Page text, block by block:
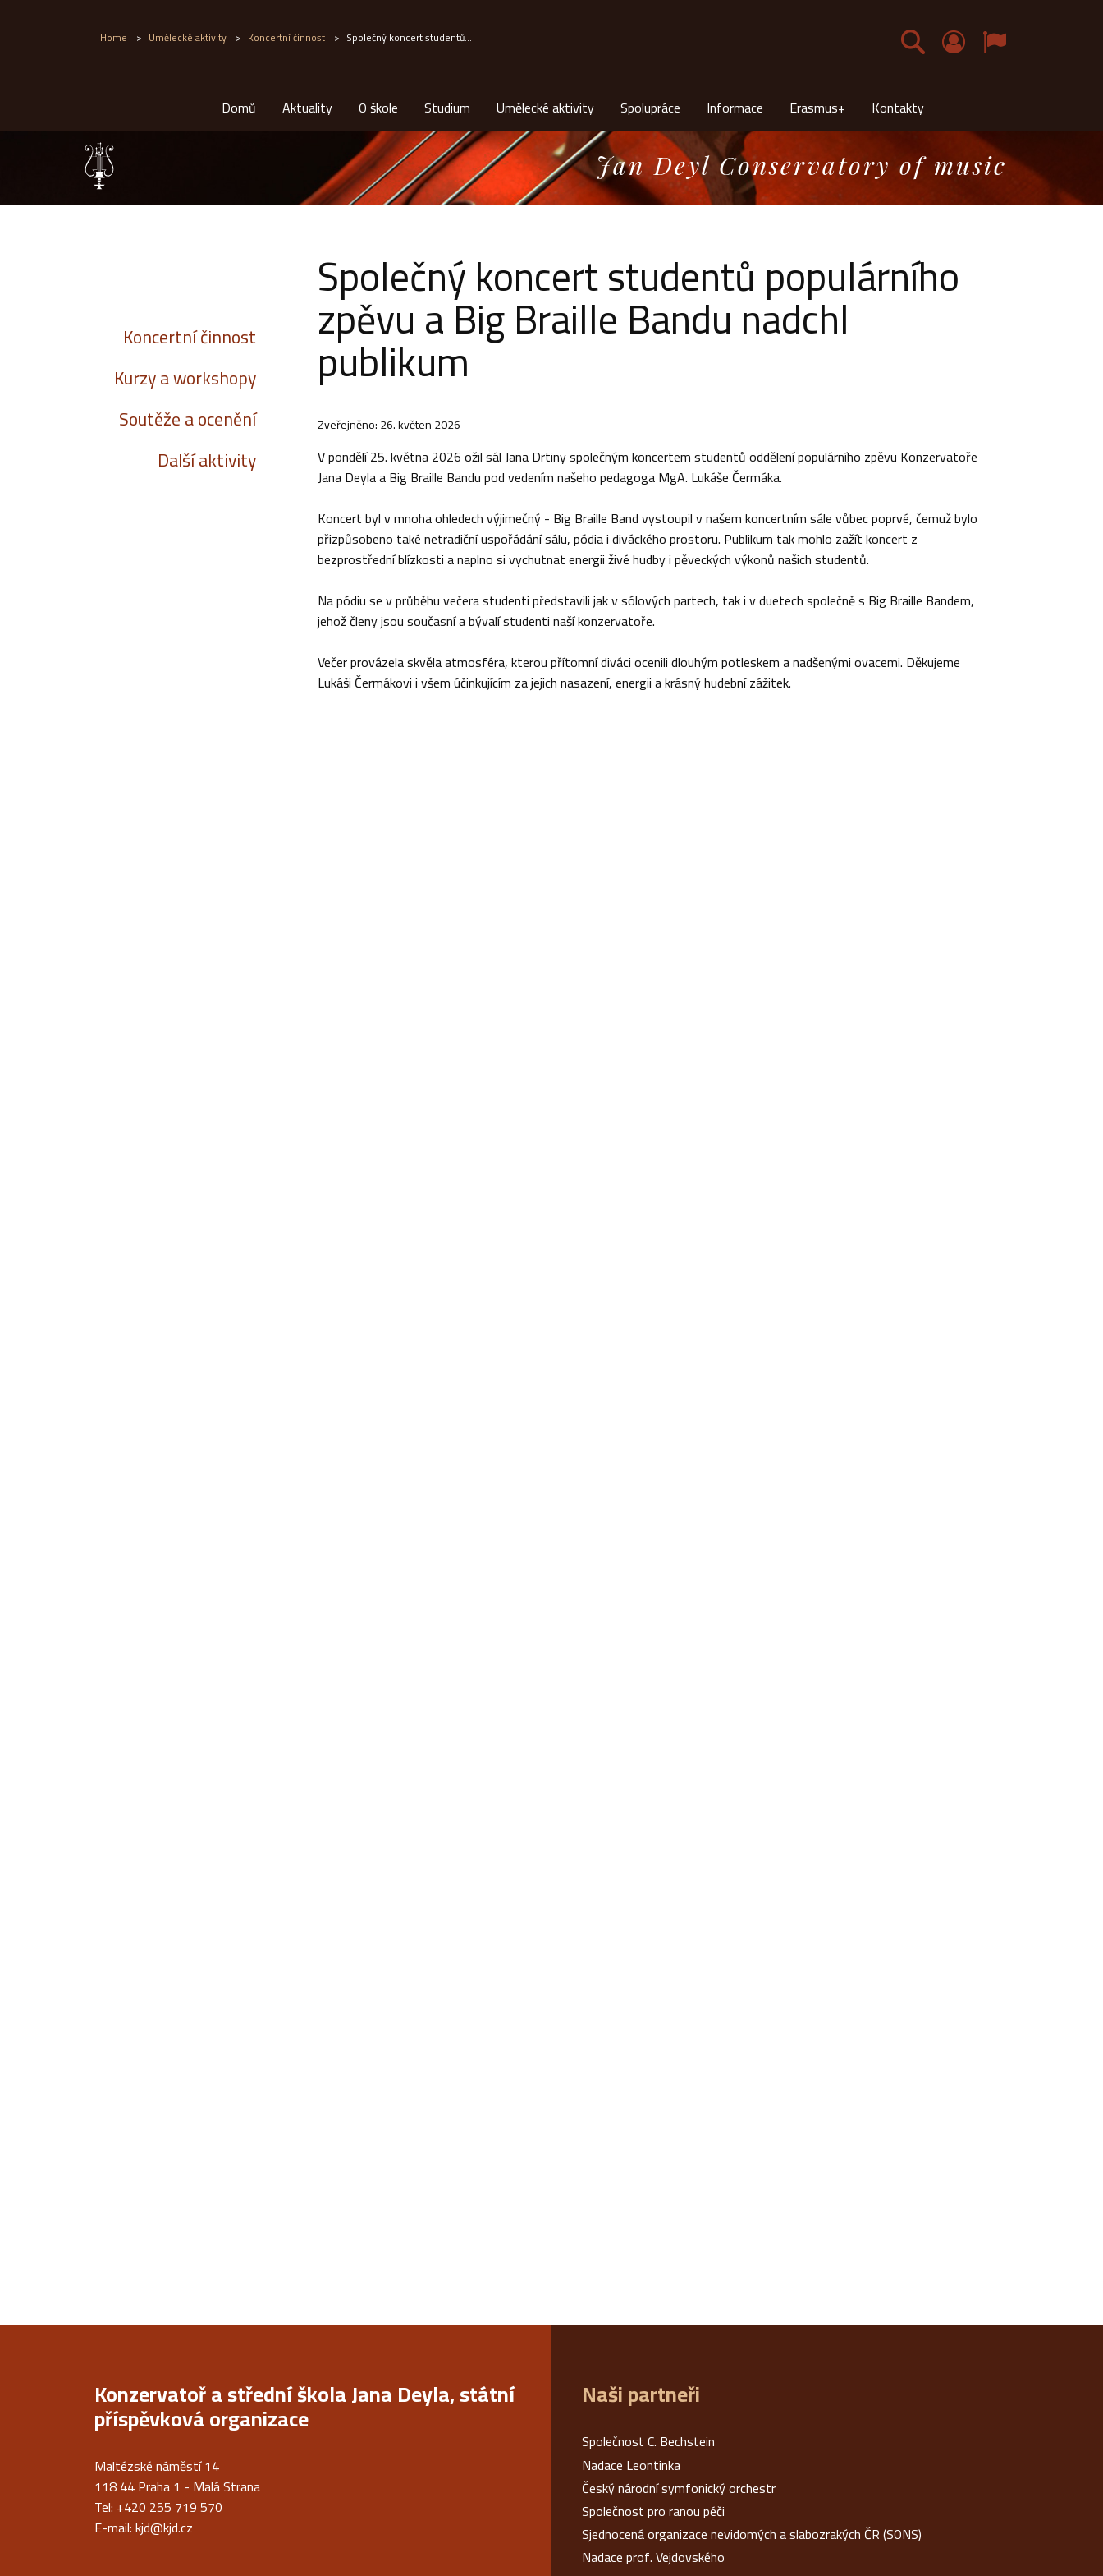
Home > Umělecké aktivity > Koncertní činnost > Společný koncert studentů... Čeština
Domů Aktuality O škole Studium Umělecké aktivity Spolupráce Informace Erasmus+ Kontakty
Jan Deyl Conservatory of music
Koncertní činnost
Kurzy a workshopy
Soutěže a ocenění
Další aktivity
Společný koncert studentů populárního
zpěvu a Big Braille Bandu nadchl
publikum
Zveřejněno: 26. květen 2026
V pondělí 25. května 2026 ožil sál Jana Drtiny společným koncertem studentů oddělení populárního zpěvu Konzervatoře
Jana Deyla a Big Braille Bandu pod vedením našeho pedagoga MgA. Lukáše Čermáka.
Koncert byl v mnoha ohledech výjimečný - Big Braille Band vystoupil v našem koncertním sále vůbec poprvé, čemuž bylo
přizpůsobeno také netradiční uspořádání sálu, pódia i diváckého prostoru. Publikum tak mohlo zažít koncert z
bezprostřední blízkosti a naplno si vychutnat energii živé hudby i pěveckých výkonů našich studentů.
Na pódiu se v průběhu večera studenti představili jak v sólových partech, tak i v duetech společně s Big Braille Bandem,
jehož členy jsou současní a bývalí studenti naší konzervatoře.
Večer provázela skvěla atmosféra, kterou přítomní diváci ocenili dlouhým potleskem a nadšenými ovacemi. Děkujeme
Lukáši Čermákovi i všem účinkujícím za jejich nasazení, energii a krásný hudební zážitek.
Konzervatoř a střední škola Jana Deyla, státní
příspěvková organizace
Maltézské náměstí 14
118 44 Praha 1 - Malá Strana
Tel: +420 255 719 570
E-mail:kjd@kjd.cz
Naši partneři
Společnost C. Bechstein
Nadace Leontinka
Český národní symfonický orchestr
Společnost pro ranou péči
Sjednocená organizace nevidomých a slabozrakých ČR (SONS)
Nadace prof. Vejdovského